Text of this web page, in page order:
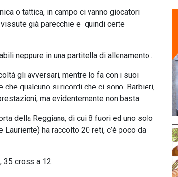
o tattica, in campo ci vanno giocatori
già parecchie e quindi certe
neppure in una partitella di allenamento..
gli avversari, mentre lo fa con i suoi
qualcuno si ricordi che ci sono. Barbieri,
ma evidentemente non basta.
della Reggiana, di cui 8 fuori ed uno solo
ha raccolto 20 reti, c’è poco da
35 cross a 12.